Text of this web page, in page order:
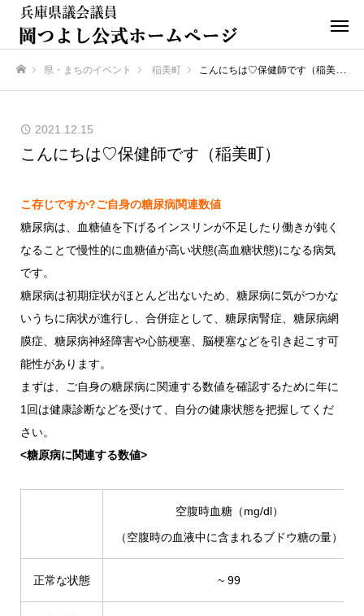
県・まちのイベント 稲美町 こんにちは♡保健師です（稲美町）
2021.12.15
こんにちは♡保健師です（稲美町）
こ存じですか?ご自身の糖尿病関連数値
糖尿病は、血糖値を下げるインスリンが不足したり働きが鈍く
なることで慢性的に血糖値が高い状態(高血糖状態)になる病気
です。
糖尿病は初期症状がほとんど出ないため、糖尿病に気がつかな
いうちに病状が進行し、合併症として、糖尿病腎症、糖尿病網
膜症、糖尿病神経障害や心筋梗塞、脳梗塞などを引き起こす可
能性があります。
まずは、ご自身の糖尿病に関連する数値を確認するために年に
1回は健康診断などを受けて、自分の健康状態を把握してくだ
さい。
<糖原病に関連する数値>
空腹時血糖（mg/dl）
（空腹時の血液中に含まれるブドウ糖の量）
正常な状態 ~ 99